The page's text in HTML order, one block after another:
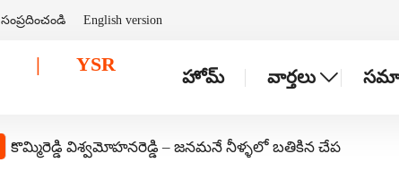
సంప్రదించండి English version
హోమ్ వార్తలు
కొమ్మిరెడ్డి విశ్వమోహనరెడ్డి – జనమనే నీళ్ళలో బతికిన చేప